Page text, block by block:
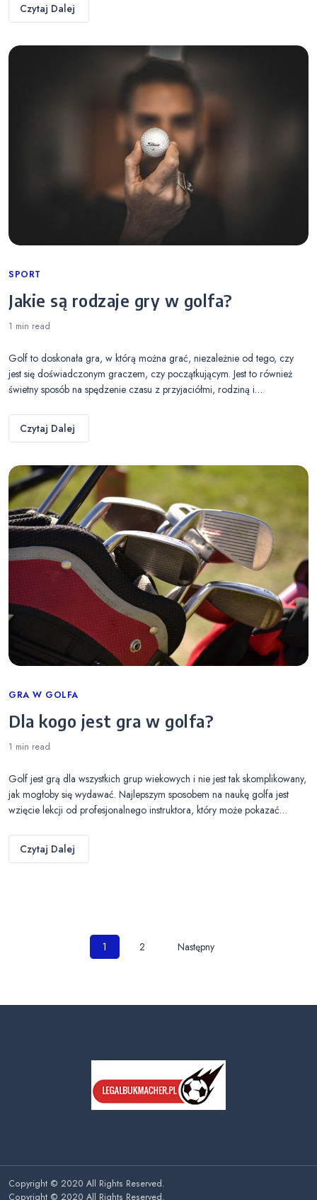
Czytaj Dalej
Categories
SPORT
Jakie są rodzaje gry w golfa?
1 min read
Golf to doskonała gra, w którą można grać, niezależnie od tego, czy
jest się doświadczonym graczem, czy początkującym. Jest to również
świetny sposób na spędzenie czasu z przyjaciółmi, rodziną i…
Czytaj Dalej
Categories
GRA W GOLFA
Dla kogo jest gra w golfa?
1 min read
Golf jest grą dla wszystkich grup wiekowych i nie jest tak skomplikowany,
jak mogłoby się wydawać. Najlepszym sposobem na naukę golfa jest
wzięcie lekcji od profesjonalnego instruktora, który może pokazać…
Czytaj Dalej
Nawigacja
1 2 Następny
Copyright © 2020 All Rights Reserved.
Copyright © 2020 All Rights Reserved.